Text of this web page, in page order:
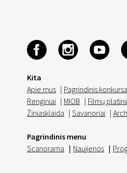
Kita
Apie mus | Pagrindinis
Renginiai | MIOB | Filmų
Žiniasklaida | Savanoriai |
Pagrindinis menu
Scanorama | Naujienos |